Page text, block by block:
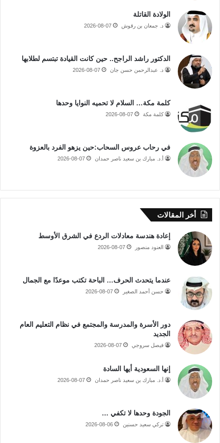
الولادة القاتلة
د. جمعان بن رقوش 2026-08-07
الدكتور راشد الراجح.. حين كانت القيادة تبتسم لطلابها
د. عبدالرحمن حسن جان 2026-08-07
كلمة مكة… السلام لا تحميه النوايا وحدها
كلمة مكة 2026-08-07
في رحاب عروس السحاب:حين يزهو الفرد بالعزوة
أ.د. مبارك بن سعيد ناصر حمدان 2026-08-07
أخر المقالات
إعادة هندسة معادلات الردع في الشرق الأوسط
العنود منصور 2026-08-07
عندما يتحدث الحرف… الباحة تكتب موعدًا مع الجمال
حسن أحمد الصغير 2026-08-07
دور الأسرة والمدرسة والمجتمع في نظام التعليم العام
الجديد
فيصل سروجي 2026-08-07
إنها السعودية أيها السادة
أ.د. مبارك بن سعيد ناصر حمدان 2026-08-07
الجودة وحدها لا تكفي …
تركي سعيد حسنين 2026-08-06